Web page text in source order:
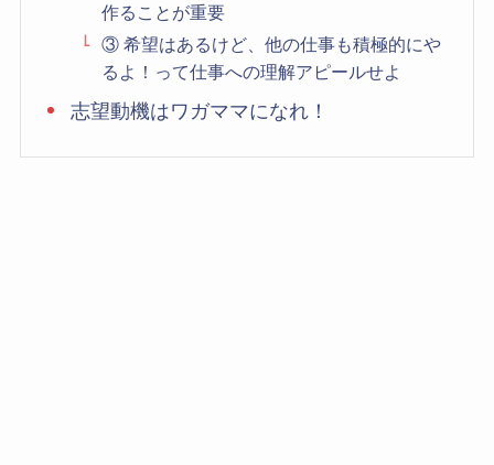
作ることが重要
③ 希望はあるけど、他の仕事も積極的にや
るよ！って仕事への理解アピールせよ
志望動機はワガママになれ！